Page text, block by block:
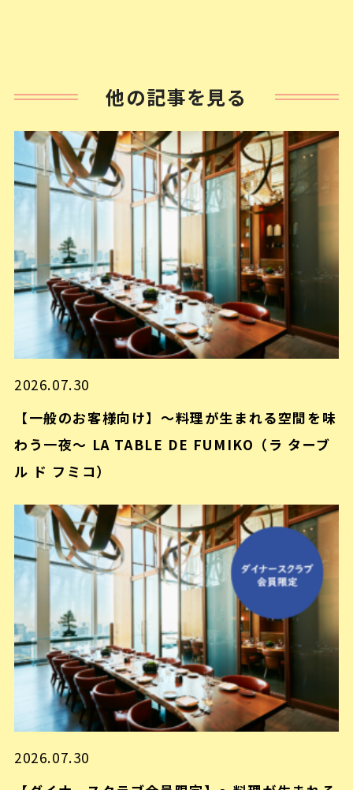
他の記事を見る
2026.07.30
【一般のお客様向け】～料理が生まれる空間を味
わう一夜～ LA TABLE DE FUMIKO（ラ ターブ
ル ド フミコ）
2026.07.30